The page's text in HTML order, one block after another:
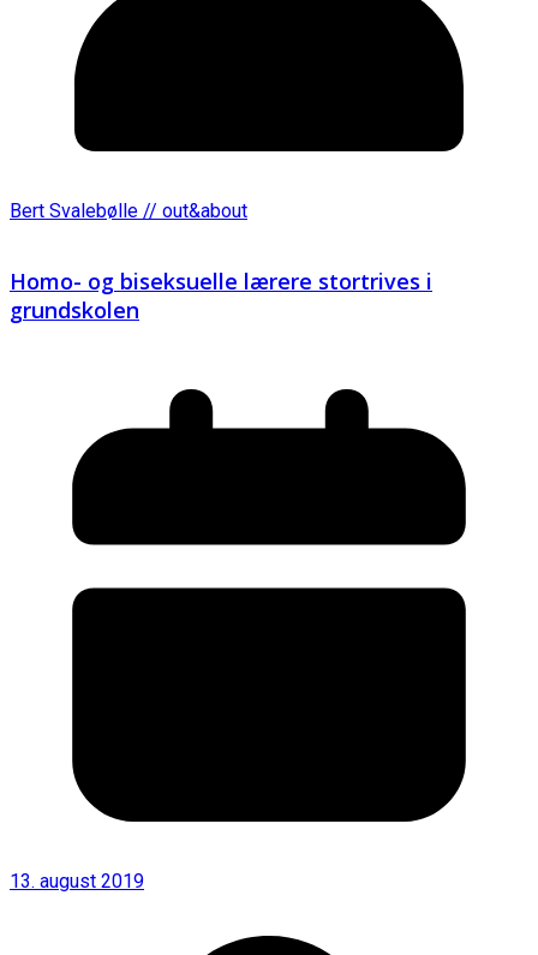
Bert Svalebølle // out&about
Homo- og biseksuelle lærere stortrives i
grundskolen
13. august 2019